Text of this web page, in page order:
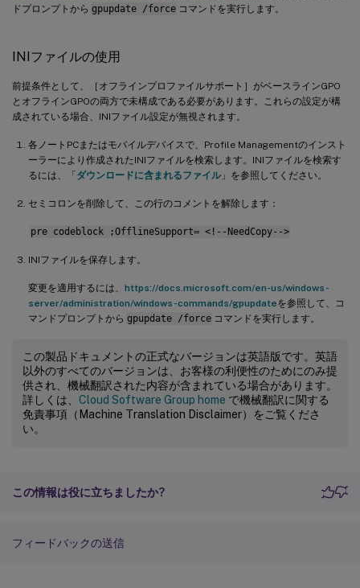
ドプロンプトから gpupdate /force コマンドを実行します。
INIファイルの使用
前提条件として、［オフラインプロファイルサポート］がベースラインGPO
とオフラインGPOの両方で未構成である必要があります。これらの設定が構
成されている場合、INIファイル設定が無視されます。
各ノートPCまたはモバイルデバイスで、Profile Managementのインスト
ーラーにより作成されたINIファイルを検索します。INIファイルを検索す
るには、「ダウンロードに含まれるファイル」を参照してください。
セミコロンを削除して、この行のコメントを解除します：
pre codeblock ;OfflineSupport= <!--NeedCopy-->
INIファイルを保存します。
変更を適用するには、 https://docs.microsoft.com/en-us/windows-
server/administration/windows-commands/gpupdateを参照して、コ
マンドプロンプトから gpupdate /force コマンドを実行します。
この製品ドキュメントの正式なバージョンは英語版です。英語
以外のすべてのバージョンは、お客様の利便性のためにのみ提
供され、機械翻訳された内容が含まれている場合があります。
詳しくは、 Cloud Software Group home で機械翻訳に関する
免責事項（Machine Translation Disclaimer）をご覧くださ
い。
この情報は役に立ちましたか?
フィードバックの送信